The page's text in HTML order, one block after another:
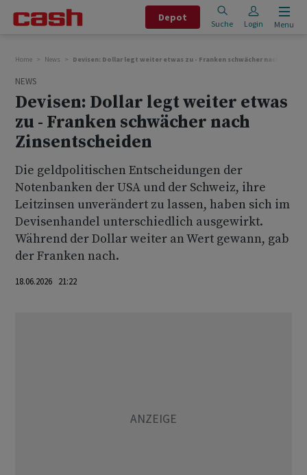
Depot
Suche Login Menu
Home News Devisen: Dollar legt weiter etwas zu - Franken schwächer nach
NEWS
Devisen: Dollar legt weiter etwas
zu - Franken schwächer nach
Zinsentscheiden
Die geldpolitischen Entscheidungen der
Notenbanken der USA und der Schweiz, ihre
Leitzinsen unverändert zu lassen, haben sich im
Devisenhandel unterschiedlich ausgewirkt.
Während der Dollar weiter an Wert gewann, gab
der Franken nach.
18.06.2026 21:22